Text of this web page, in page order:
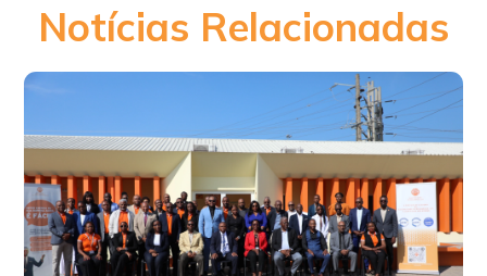
Notícias Relacionadas